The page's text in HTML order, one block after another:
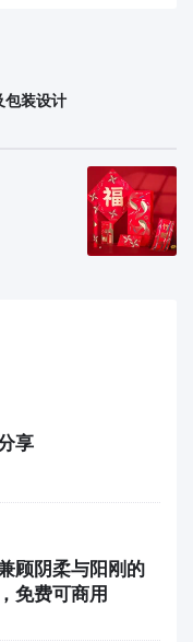
包装设计
享
顾阴柔与阳刚的
免费可商用